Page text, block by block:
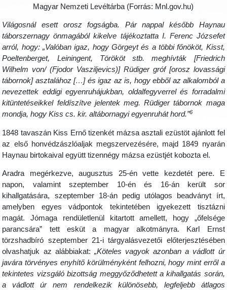
Magyar Nemzeti Levéltárba (Forrás: Mnl.gov.hu)
Világosnál esett orosz fogságba. Pár nappal később Haynau
táborszernagy önmagából kikelve tájékoztatta I. Ferenc Józsefet
arról, hogy: „Valóban igaz, hogy Görgeyt és a többi főnököt, Kisst,
Poeltenberget, Leiningent, Törököt stb. meghívták [Friedrich
Wilhelm von/ (Fjodor Vasziljevics)] Rüdiger gróf [orosz lovassági
tábornok] asztalához […] és igaz az is, hogy ebből az alkalomból a
nevezettek eddigi egyenruhájukban, oldalfegyverrel és forradalmi
kitüntetéseikkel feldíszítve jelentek meg. Rüdiger tábornok maga
mondja, hogy Kiss cs. kir. altábornagyi egyenruhát hord.”6
1848 tavaszán Kiss Ernő tizenkét mázsa asztali ezüstöt ajánlott fel
az első honvédzászlóaljak megszervezésére, majd 1849 nyarán
Haynau birtokaival együtt tizennégy mázsa ezüstjét kobozta el.
Aradra megérkezve, augusztus 25-én vette kezdetét pere. E
napon, valamint szeptember 10-én és 16-án került sor
kihallgatására, szeptember 18-án pedig utólagos beadványt írt,
amelyben egyes vádpontok tekintetében igyekezett tisztázni
magát. Jómaga rendületlenül kitartott amellett, hogy „őfelsége
parancsára” tett esküt a magyar alkotmányra. Karl Ernst
törzshadbíró szeptember 21-i tárgyalásvezetői előterjesztésében
olvashatjuk az alábbiakat: „Köteles vagyok azonban a vádlott úr
javára törvényes enyhítő körülményként felhozni, hogy mint erről a
tekintetes vizsgáló bizottság meggyőződhetett a kihallgatás során,
a vádlott úr nem rendelkezik különösebb, legfeljebb átlagos